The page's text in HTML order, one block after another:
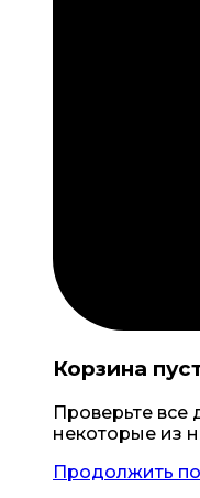
Корзина
Проверьте все
некоторые из
Продолжить